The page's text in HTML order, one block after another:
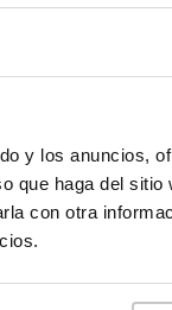
y los anuncios,
que haga del
con otra